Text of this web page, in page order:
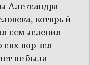
Александра
который
осмысления
сих пор вся
не была